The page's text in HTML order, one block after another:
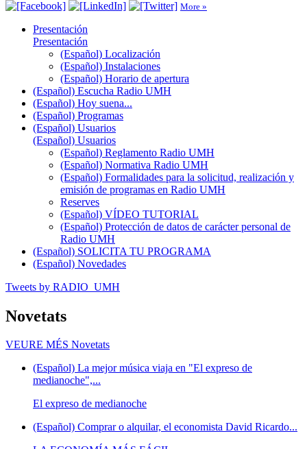
More »
Presentación
Presentación
(Español) Localización
(Español) Instalaciones
(Español) Horario de apertura
(Español) Escucha Radio UMH
(Español) Hoy suena...
(Español) Programas
(Español) Usuarios
(Español) Usuarios
(Español) Reglamento Radio UMH
(Español) Normativa Radio UMH
(Español) Formalidades para la solicitud, realización y
emisión de programas en Radio UMH
Reserves
(Español) VÍDEO TUTORIAL
(Español) Protección de datos de carácter personal de
Radio UMH
(Español) SOLICITA TU PROGRAMA
(Español) Novedades
Tweets by RADIO_UMH
Novetats
VEURE MÉS Novetats
(Español) La mejor música viaja en "El expreso de
medianoche",...
El expreso de medianoche
(Español) Comprar o alquilar, el economista David Ricardo...